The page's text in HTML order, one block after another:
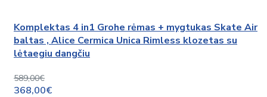
Komplektas 4 in1 Grohe rėmas + mygtukas Skate Air
baltas , Alice Cermica Unica Rimless klozetas su
lėtaegiu dangčiu
589,00€
368,00€